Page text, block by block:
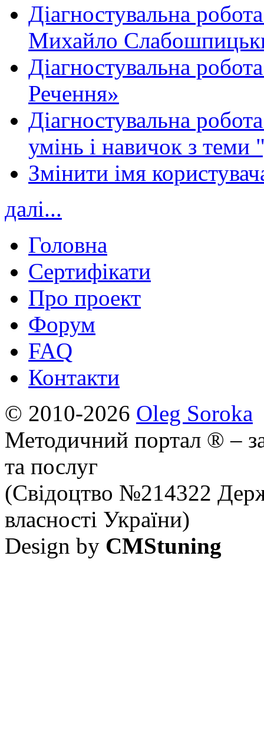
Діагностувальна
Михайло
Діагностувальна
Речення»
Діагностувальна
умінь і навичок з теми
Змінити імя
далі...
Головна
Сертифікати
Про проект
Форум
FAQ
Контакти
© 2010-2026 Oleg Soroka
Методичний портал ® –
та послуг
(Свідоцтво №214322
власності України)
Design by CMStuning